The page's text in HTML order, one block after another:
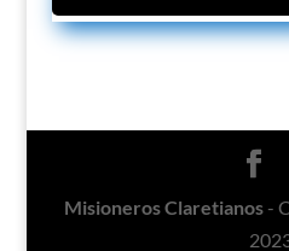
Misioneros Claretianos -